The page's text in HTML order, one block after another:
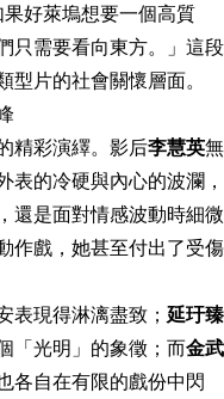
好萊塢想要一個高質
只需要看向東方。」這段
片的社會關懷層面。
精彩演繹。影后李慧英無
表的冷硬與內心的波瀾，
還是面對情感波動時細微
作戲，她甚至付出了受傷
表現得淋漓盡致； 延玗臻
「光明」的象徵；而金武
各自在有限的戲份中閃